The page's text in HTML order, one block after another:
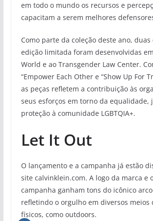
em todo o mundo os recursos e
capacitam a serem melhores
Como parte da coleção deste ano, duas
edição limitada foram desenvolvidas
World e ao Transgender Law Center.
“Empower Each Other e “Show Up For
as peças refletem a contribuição às
seus esforços em torno da equalidade,
proteção à comunidade LGBTQIA+.
Let It Out
O lançamento e a campanha já estão
site calvinklein.com. A logo da marca e
campanha ganham tons do icônico
refletindo o orgulho em diversos meios
físicos, como outdoors.